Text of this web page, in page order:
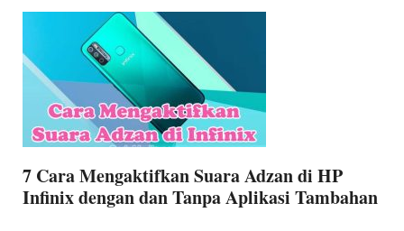
7 Cara Mengaktifkan Suara Adzan di HP
Infinix dengan dan Tanpa Aplikasi Tambahan